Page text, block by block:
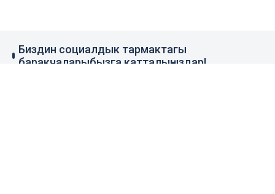
Биздин социалдык тармактагы
баракчаларыбызга катталыңыздар!